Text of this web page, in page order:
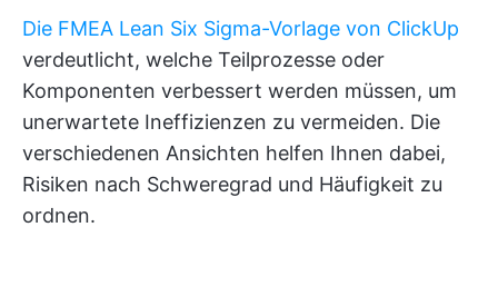
Die FMEA Lean Six Sigma-Vorlage von ClickUp
verdeutlicht, welche Teilprozesse oder
Komponenten verbessert werden müssen, um
unerwartete Ineffizienzen zu vermeiden. Die
verschiedenen Ansichten helfen Ihnen dabei,
Risiken nach Schweregrad und Häufigkeit zu
ordnen.